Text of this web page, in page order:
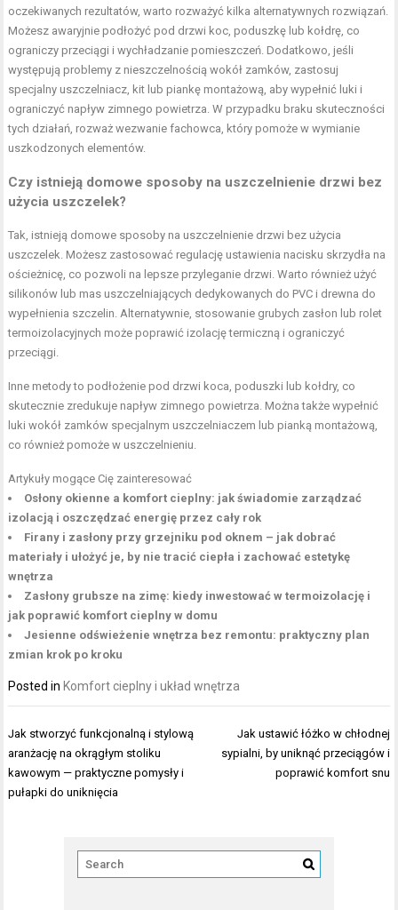
oczekiwanych rezultatów, warto rozważyć kilka alternatywnych rozwiązań.
Możesz awaryjnie podłożyć pod drzwi koc, poduszkę lub kołdrę, co
ograniczy przeciągi i wychładzanie pomieszczeń. Dodatkowo, jeśli
występują problemy z nieszczelnością wokół zamków, zastosuj
specjalny uszczelniacz, kit lub piankę montażową, aby wypełnić luki i
ograniczyć napływ zimnego powietrza. W przypadku braku skuteczności
tych działań, rozważ wezwanie fachowca, który pomoże w wymianie
uszkodzonych elementów.
Czy istnieją domowe sposoby na uszczelnienie drzwi bez
użycia uszczelek?
Tak, istnieją domowe sposoby na uszczelnienie drzwi bez użycia
uszczelek. Możesz zastosować regulację ustawienia nacisku skrzydła na
ościeżnicę, co pozwoli na lepsze przyleganie drzwi. Warto również użyć
silikonów lub mas uszczelniających dedykowanych do PVC i drewna do
wypełnienia szczelin. Alternatywnie, stosowanie grubych zasłon lub rolet
termoizolacyjnych może poprawić izolację termiczną i ograniczyć
przeciągi.
Inne metody to podłożenie pod drzwi koca, poduszki lub kołdry, co
skutecznie zredukuje napływ zimnego powietrza. Można także wypełnić
luki wokół zamków specjalnym uszczelniaczem lub pianką montażową,
co również pomoże w uszczelnieniu.
Artykuły mogące Cię zainteresować
Osłony okienne a komfort cieplny: jak świadomie zarządzać
izolacją i oszczędzać energię przez cały rok
Firany i zasłony przy grzejniku pod oknem – jak dobrać
materiały i ułożyć je, by nie tracić ciepła i zachować estetykę
wnętrza
Zasłony grubsze na zimę: kiedy inwestować w termoizolację i
jak poprawić komfort cieplny w domu
Jesienne odświeżenie wnętrza bez remontu: praktyczny plan
zmian krok po kroku
Posted in Komfort cieplny i układ wnętrza
Nawigacja
wpisu
Jak stworzyć funkcjonalną i stylową
aranżację na okrągłym stoliku
kawowym — praktyczne pomysły i
pułapki do uniknięcia
Jak ustawić łóżko w chłodnej
sypialni, by uniknąć przeciągów i
poprawić komfort snu